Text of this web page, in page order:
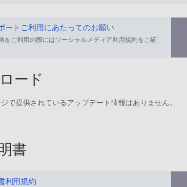
ートご利用にあたってのお願い
をご利用の際にはソーシャルメディア利用規約をご確
ード
で提供されているアップデート情報はありません。
書
利用規約